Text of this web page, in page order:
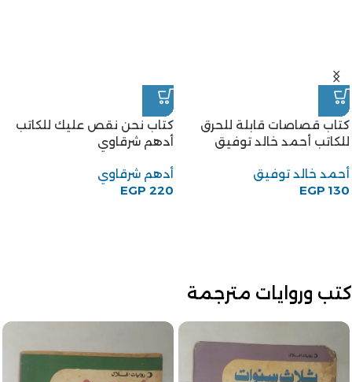
كتاب قصاصات قابلة للحرق
للكاتب أحمد خالد توفيق
أحمد خالد توفيق
EGP 130
كتاب نحن نقص عليك للكاتب
أدهم شرقاوي
أدهم شرقاوي
EGP 220
كتب وروايات مترجمة